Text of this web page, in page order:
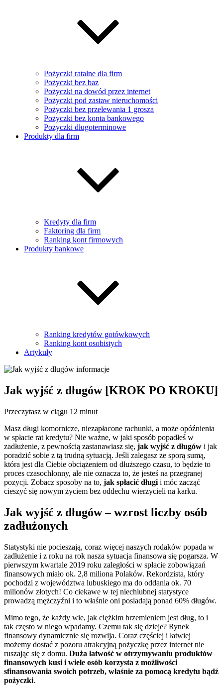
Pożyczki ratalne dla firm
Pożyczki bez baz
Pożyczki na dowód przez internet
Pożyczki pod zastaw nieruchomości
Pożyczki bez przelewania 1 grosza
Pożyczki bez konta bankowego
Pożyczki długoterminowe
Produkty dla firm
Kredyty dla firm
Faktoring dla firm
Ranking kont firmowych
Produkty bankowe
Ranking kredytów gotówkowych
Ranking kont osobistych
Artykuły
Jak wyjść z długów [KROK PO KROKU]
Przeczytasz w ciągu 12 minut
Masz długi komornicze, niezapłacone rachunki, a może opóźnienia
w spłacie rat kredytu? Nie ważne, w jaki sposób popadłeś w
zadłużenie, z pewnością zastanawiasz się, jak wyjść z długów i jak
poradzić sobie z tą trudną sytuacją. Jeśli zalegasz ze sporą sumą,
która jest dla Ciebie obciążeniem od dłuższego czasu, to będzie to
proces czasochłonny, ale nie oznacza to, że jesteś na przegranej
pozycji. Zobacz sposoby na to, jak spłacić długi i móc zacząć
cieszyć się nowym życiem bez oddechu wierzycieli na karku.
Jak wyjść z długów – wzrost liczby osób
zadłużonych
Statystyki nie pocieszają, coraz więcej naszych rodaków popada w
zadłużenie i z roku na rok nasza sytuacja finansowa się pogarsza. W
pierwszym kwartale 2019 roku zaległości w spłacie zobowiązań
finansowych miało ok. 2,8 miliona Polaków. Rekordzista, który
pochodzi z województwa lubuskiego ma do oddania ok. 70
milionów złotych! Co ciekawe w tej niechlubnej statystyce
prowadzą mężczyźni i to właśnie oni posiadają ponad 60% długów.
Mimo tego, że każdy wie, jak ciężkim brzemieniem jest dług, to i
tak często w niego wpadamy. Czemu tak się dzieje? Rynek
finansowy dynamicznie się rozwija. Coraz częściej i łatwiej
możemy dostać z pozoru atrakcyjną pożyczkę przez internet nie
ruszając się z domu. Duża łatwość w otrzymywaniu produktów
finansowych kusi i wiele osób korzysta z możliwości
sfinansowania swoich potrzeb, właśnie za pomocą kredytu bądź
pożyczki.